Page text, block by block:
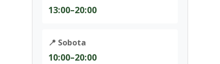
13:00–20:00
📍 Sobota
10:00–20:00